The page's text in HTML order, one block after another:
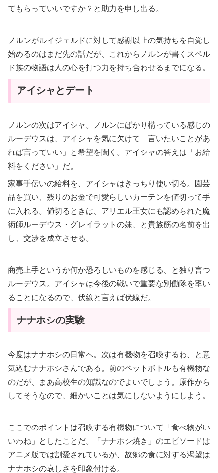
てもらっていいですか？と助力を申し出る。
ノルンがルイジェルドに対して感謝以上の気持ちを自覚し
始めるのはまだ先の話だが、これからノルンが書くスペル
ド族の物語は人の心を打つ力を持ち合わせるまでになる。
アイシャとデート
ノルンの次はアイシャ。ノルンにばかり構っている感じの
ルーデウスは、アイシャを気に欠けて「言いたいことがあ
れば言っていい」と希望を聞く。アイシャの答えは「お給
料をください」だ。
家事手伝いの給料を、アイシャはきっちり使い切る。園芸
品を買い、残りのお金で可愛らしいカーテンを値切って手
に入れる。値切るときは、アリエル王女にも認められた魔
術師ルーデウス・グレイラットの妹、と貴族筋の名前を出
し、交渉を成立させる。
商売上手というか何か恐ろしいものを感じる、と独り言つ
ルーデウス。アイシャは今後の戦いで重要な別働隊を率い
ることになるので、伏線と言えば伏線だ。
ナナホシの実験
今度はナナホシの日常へ。次は有機物を召喚するわ、と意
気込むナナホシさんである。前のペットボトルも有機物な
のだが、まあ高校生の知識なのでよいでしょう。原作から
してそうなので、細かいことは気にしないようにしよう。
ここでのポイントは召喚する有機物について「食べ物がい
いわね」としたことだ。「ナナホシ焼き」のエピソードは
アニメ版では割愛されているが、故郷の食に対する渇望は
ナナホシの哀しさを印象付ける。